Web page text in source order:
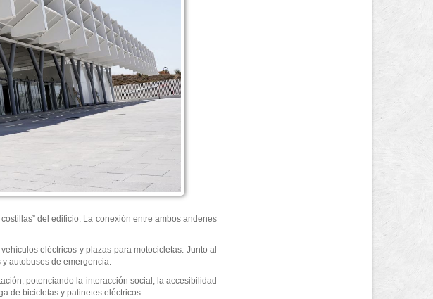
del edificio. La conexión entre ambos andenes
eléctricos y plazas para motocicletas. Junto al
autobuses de emergencia.
potenciando la interacción social, la accesibilidad
de bicicletas y patinetes eléctricos.